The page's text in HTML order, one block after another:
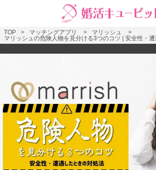
TOP マッチングアプリ
マリッシュ
マリッシュの危険人物を見分ける3つのコツ | 安全性・